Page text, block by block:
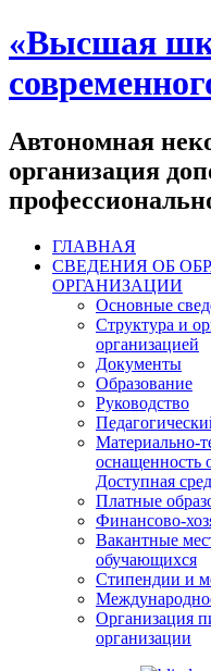
«Высшая
Автономная
организация
ГЛАВНАЯ
СВЕДЕНИЯ ОБ
ОРГАНИЗАЦИИ
Основные
Структура и
организацией
Документы
Образование
Руководство
Материально-
оснащенность
Доступная
Платные
Финансово-
Вакантные
обучающихся
Стипендии и
Организация
организации